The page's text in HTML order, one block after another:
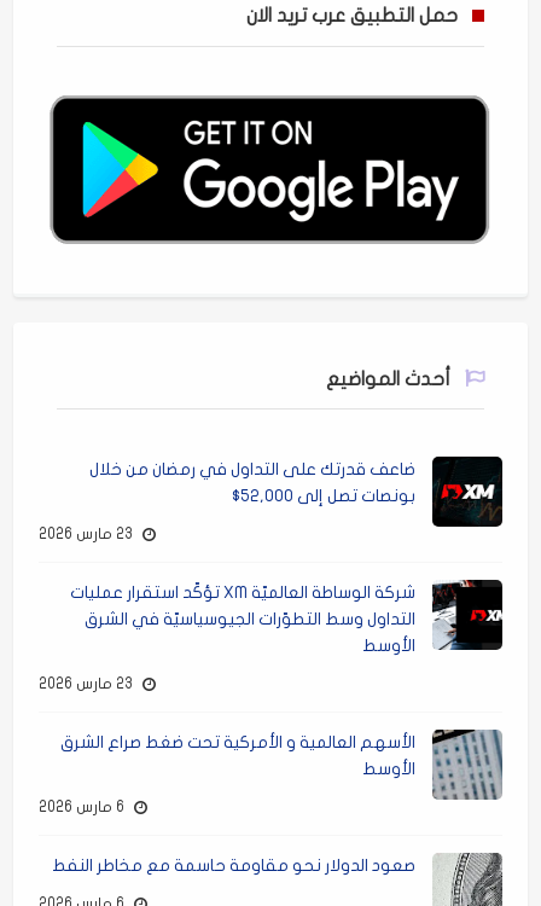
حمل التطبيق عرب تريد الان
أحدث المواضيع
ضاعف قدرتك على التداول في رمضان من خلال
بونصات تصل إلى 52,000$
23 مارس 2026
شركة الوساطة العالميّة XM تؤكّد استقرار عمليات
التداول وسط التطوّرات الجيوسياسيّة في الشرق
الأوسط
23 مارس 2026
الأسهم العالمية و الأمركية تحت ضغط صراع الشرق
الأوسط
6 مارس 2026
صعود الدولار نحو مقاومة حاسمة مع مخاطر النفط